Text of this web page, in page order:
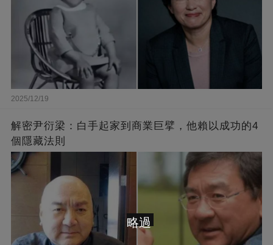
2025/12/19
解密尹衍梁：白手起家到商業巨擘，他賴以成功的4
個隱藏法則
略過